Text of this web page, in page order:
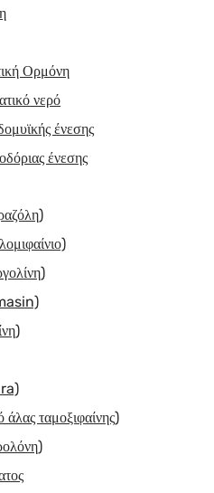
Ορμόνη
νερό
ένεσης
ένεσης
ταμοξιφαίνης)